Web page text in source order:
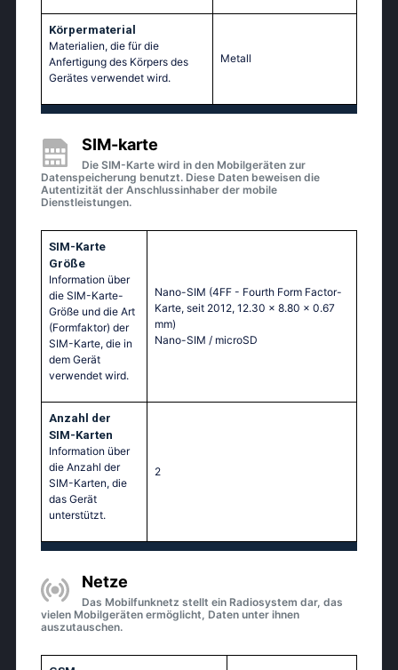
Körpermaterial
Materialien, die für die
Anfertigung des Körpers des
Gerätes verwendet wird.
Metall
SIM-karte
Die SIM-Karte wird in den Mobilgeräten zur
Datenspeicherung benutzt. Diese Daten beweisen die
Autentizität der Anschlussinhaber der mobile
Dienstleistungen.
SIM-Karte
Größe
Information über
die SIM-Karte-
Größe und die Art
(Formfaktor) der
SIM-Karte, die in
dem Gerät
verwendet wird.
Nano-SIM (4FF - Fourth Form Factor-
Karte, seit 2012, 12.30 x 8.80 x 0.67
mm)
Nano-SIM / microSD
Anzahl der
SIM-Karten
Information über
die Anzahl der
SIM-Karten, die
das Gerät
unterstützt.
2
Netze
Das Mobilfunknetz stellt ein Radiosystem dar, das
vielen Mobilgeräten ermöglicht, Daten unter ihnen
auszutauschen.